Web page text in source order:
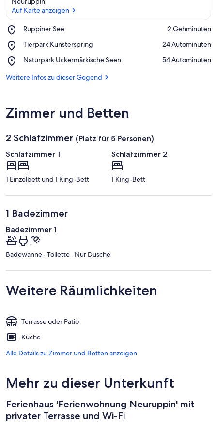
Auf Karte anzeigen
Ruppiner See
Place,
See
‪2 Gehminuten‬
Tierpark Kunsterspring
Place,
Kunsterspring
‪24 Autominuten‬
Naturpark Uckermärkische Seen
Place,
Uckermärkische
‪54 Autominuten‬
Weitere Infos zu dieser Gegend
Zimmer und Betten
2 Schlafzimmer (Platz für 5 Personen)
Schlafzimmer 1
1 Einzelbett und 1 King-Bett
Schlafzimmer 2
1 King-Bett
1 Badezimmer
Badezimmer 1
Badewanne · Toilette · Nur Dusche
Weitere Räumlichkeiten
Terrasse oder Patio
Küche
Alle Details zu Zimmer und Betten anzeigen
Mehr zu dieser Unterkunft
Ferienhaus 'Ferienwohnung Neuruppin' mit
privater Terrasse und Wi-Fi